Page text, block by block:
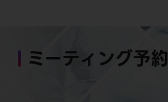
ミーティング予約